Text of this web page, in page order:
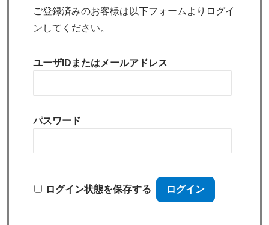
ご登録済みのお客様は以下フォームよりログイ
ンしてください。
ユーザIDまたはメールアドレス
パスワード
ログイン状態を保存する